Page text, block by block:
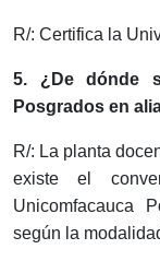
R/: Certifica la
5. ¿De dónde
Posgrados en
R/: La planta
existe el
Unicomfacauca
según la